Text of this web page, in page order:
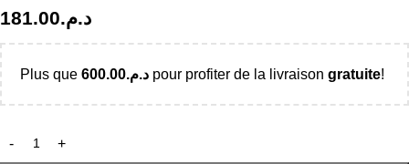
د.م.181.00
Plus que د.م.600.00 pour profiter de la livraison gratuite!